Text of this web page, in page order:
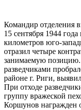
Командир отделения
15 сентября 1944
километров юго-
отразил четыре
занимаемую позицию.
разведчиками
районе г. Риги,
При отходе
группу вражеской
Коршунов награжден